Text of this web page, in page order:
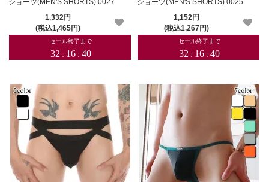
ショーツ(MEN'S SHORTS) 0027
1,332円
(税込1,465円)
ショーツ(MEN'S SHORTS) 0025
1,152円
(税込1,267円)